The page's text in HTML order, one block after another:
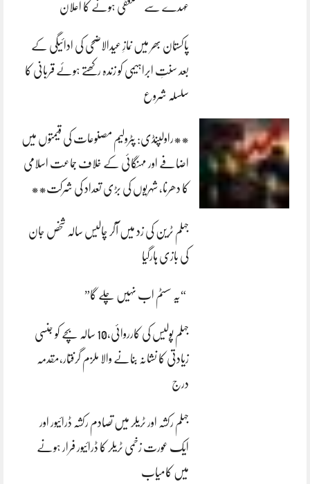
عہدے سے مستعفی ہونے کا اعلان
پاکستان بھر میں نمازِ عیدالاضحی کی ادائیگی کے
بعد سنتِ ابراہیمی کو زندہ رکھتے ہوئے قربانی کا
سلسلہ شروع
**راولپنڈی: پٹرولیم مصنوعات کی قیمتوں میں
اضافے اور مہنگائی کے خلاف جماعت اسلامی
کا دھرنا، شہریوں کی بڑی تعداد کی شرکت**
جہلم ٹرین کی زد میں آکر چالیس سالہ شخص جان
کی بازی ہارگیا
“یہ سسٹم اب نہیں چلے گا”
جہلم پولیس کی کارروائی،10 سالہ بچے کو جنسی
زیادتی کا نشانہ بنانے والا ملزم گرفتار،مقدمہ
درج
جہلم رکشہ اور ٹریلر میں تصادم رکشہ ڈرائیور اور
ایک عورت زخمی ٹریلر کا ڈرائیور فرار ہونے
میں کامیاب